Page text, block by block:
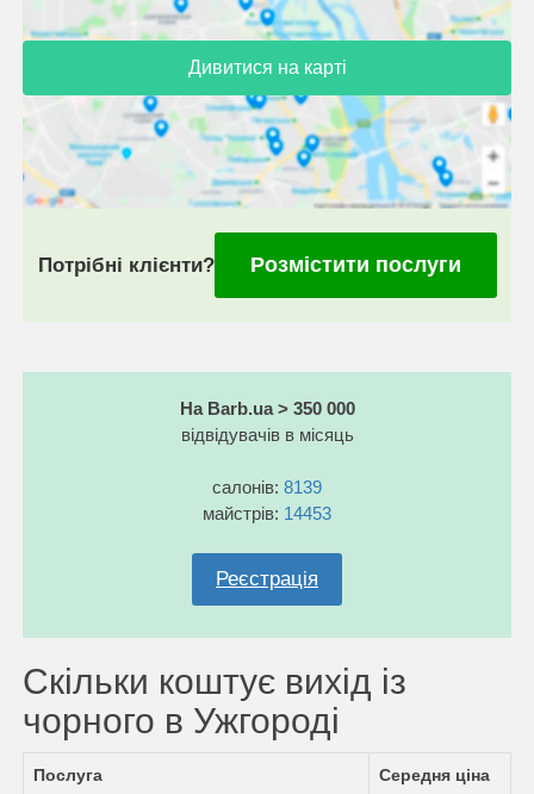
Дивитися на карті
Потрібні клієнти? Розмістити послуги
На Barb.ua > 350 000
відвідувачів в місяць
салонів: 8139
майстрів: 14453
Реєстрація
Скільки коштує вихід із
чорного в Ужгороді
Послуга Середня ціна